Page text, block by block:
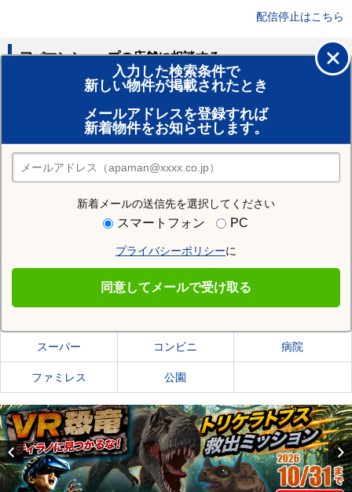
配信停止はこちら
入力した検索条件で
新しい物件が掲載されたとき
メールアドレスを登録すれば
新着物件をお知らせします。
新着メールの送信先を選択してください
スマートフォン PC
プライバシーポリシーに
同意してメールで受け取る
アパマンショップの店舗に相談する
賃貸のプロがお部屋探し！
おまかせ物件リクエスト
住みたい街の店舗を探す
店舗検索
住む街研究所で札幌市西区の情報を見る
札幌市西区の施設一覧
スーパー コンビニ 病院
ファミレス 公園
Previous